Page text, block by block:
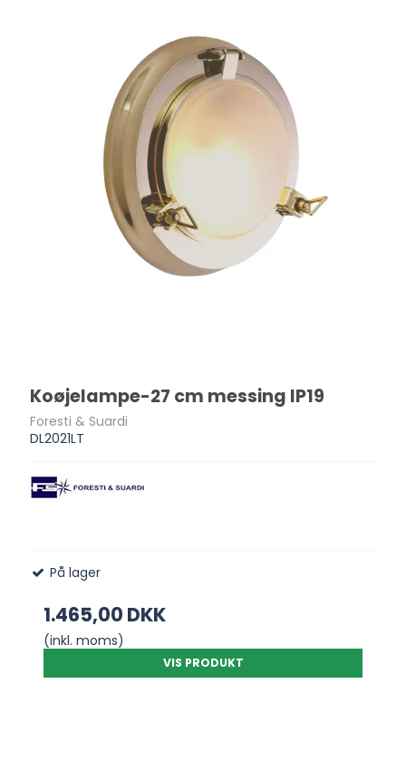
Koøjelampe-27 cm messing IP19
Foresti & Suardi
DL2021LT
På lager
1.465,00 DKK
(inkl. moms)
VIS PRODUKT